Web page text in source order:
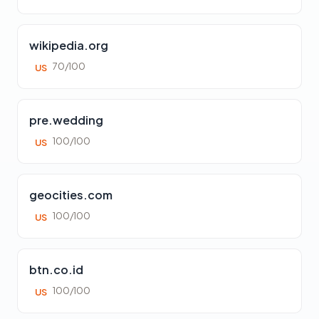
wikipedia.org
US 70/100
pre.wedding
US 100/100
geocities.com
US 100/100
btn.co.id
US 100/100